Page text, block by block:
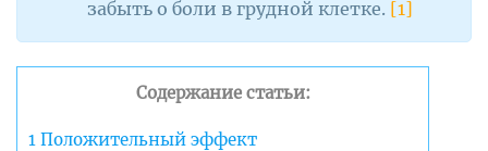
забыть о боли в грудной клетке. [1]
Содержание статьи:
1 Положительный эффект